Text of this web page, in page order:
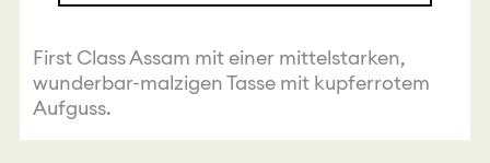
First Class Assam mit einer mittelstarken,
wunderbar-malzigen Tasse mit kupferrotem
Aufguss.